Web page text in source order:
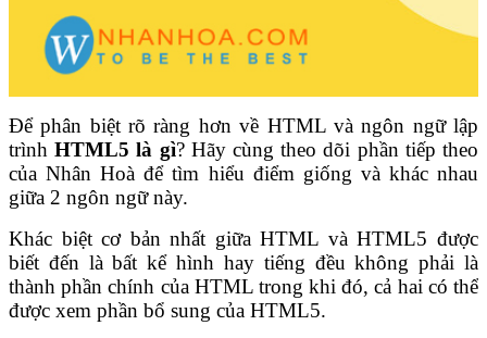
Để phân biệt rõ ràng hơn về HTML và ngôn ngữ lập
trìnhHTML5 là gì? Hãy cùng theo dõi phần tiếp theo
của Nhân Hoà để tìm hiểu điểm giống và khác nhau
giữa 2 ngôn ngữ này.
Khác biệt cơ bản nhất giữa HTML và HTML5 được
biết đến là bất kể hình hay tiếng đều không phải là
thành phần chính của HTML trong khi đó, cả hai có thể
được xem phần bổ sung của HTML5.